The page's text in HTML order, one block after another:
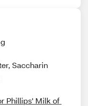
Saccharin
Phillips' Milk of